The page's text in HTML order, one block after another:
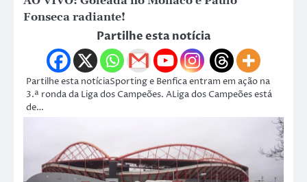
Fonseca radiante!
Partilhe esta notícia
Partilhe esta notíciaSporting e Benfica entram em ação na
3.ª ronda da Liga dos Campeões. ALiga dos Campeões está
de…